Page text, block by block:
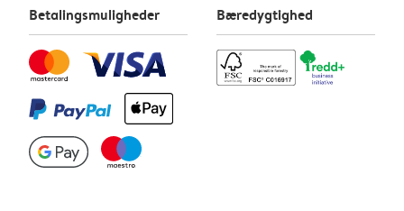
Betalingsmuligheder Bæredygtighed